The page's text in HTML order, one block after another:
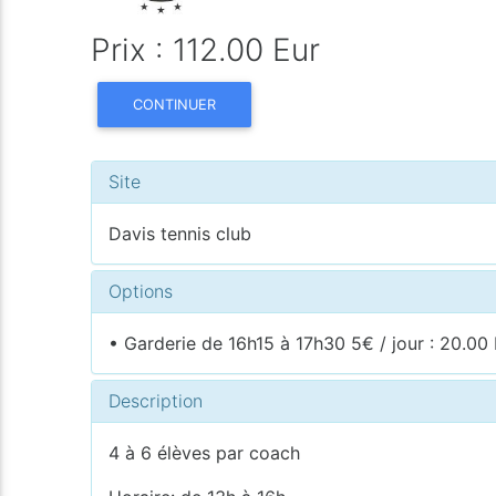
Prix : 112.00 Eur
CONTINUER
Site
Davis tennis club
Options
• Garderie de 16h15 à 17h30 5€ / jour : 20.00
Description
4 à 6 élèves par coach